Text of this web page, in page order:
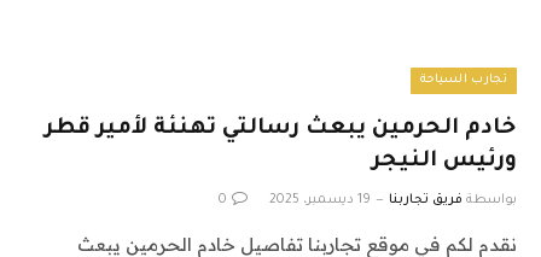
تجارب السياحة
خادم الحرمين يبعث رسالتي تهنئة لأمير قطر
ورئيس النيجر
بواسطة فريق تجاربنا 19 ديسمبر، 2025 0
نقدم لكم في موقع تجاربنا تفاصيل خادم الحرمين يبعث